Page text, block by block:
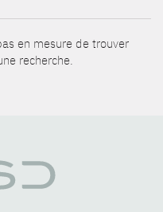
en mesure de trouver
recherche.